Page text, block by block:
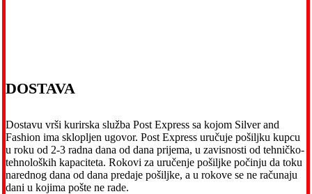
DOSTAVA
Dostavu vrši kurirska služba Post Express sa kojom Silver and
Fashion ima sklopljen ugovor. Post Express uručuje pošiljku kupcu
u roku od 2-3 radna dana od dana prijema, u zavisnosti od tehničko-
tehnoloških kapaciteta. Rokovi za uručenje pošiljke počinju da toku
narednog dana od dana predaje pošiljke, a u rokove se ne računaju
dani u kojima pošte ne rade.